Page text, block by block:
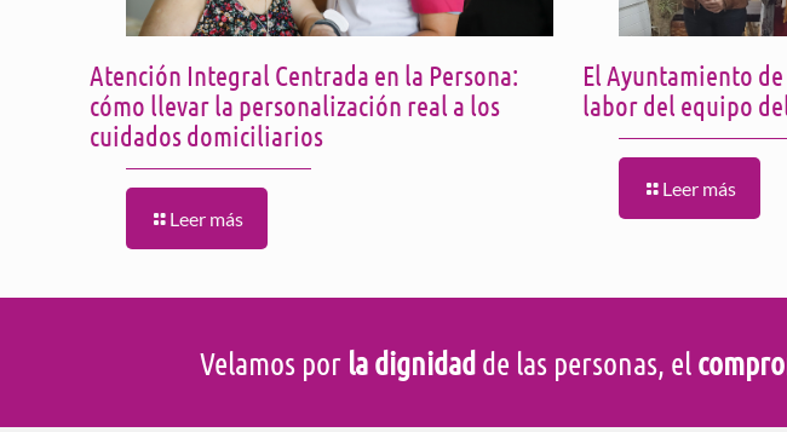
Atención Integral Centrada en la Persona:
cómo llevar la personalización real a los
cuidados domiciliarios
Leer más
El Ayuntamiento
labor del equipo
Leer más
Velamos por la dignidadde las personas, el